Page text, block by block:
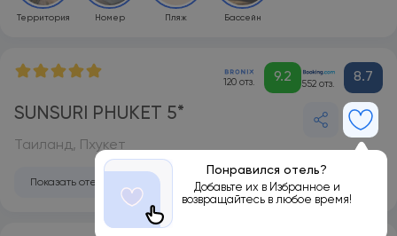
Территория Номер Пляж Бассейн
120 отз. 9.2 552 отз. 8.7
SUNSURI PHUKET 5*
Понравился отель?
Добавьте их в Избранное и
возвращайтесь в любое время!
Таиланд, Пхукет
Показать отель на карте